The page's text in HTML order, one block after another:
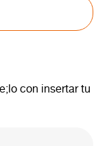
con insertar tu